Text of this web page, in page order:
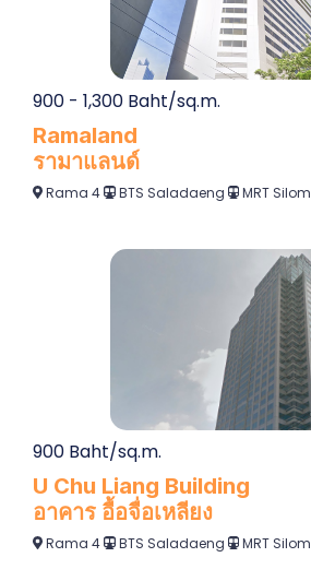
900 - 1,300 Baht/sq.m.
Ramaland
รามาแลนด์
Rama 4 BTS Saladaeng MRT Silom
900 Baht/sq.m.
U Chu Liang Building
อาคาร อื้อจื่อเหลียง
Rama 4 BTS Saladaeng MRT Silom